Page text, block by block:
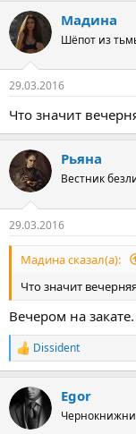
к
ц
и
Мадина
Шёпот из
29.03.2016
Что значит
Рьяна
Вестник
29.03.2016
Мадина сказал(а):
Что значит
Вечером на закате.
Р
е
к
ц
и
Dissident
Egor